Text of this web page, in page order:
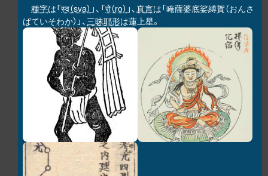
種字は「स्व（sva） 」、「रो（ro） 」、真言は「唵薩婆底娑縛賀（おんさ
ばていそわか）」、三昧耶形は蓮上星。